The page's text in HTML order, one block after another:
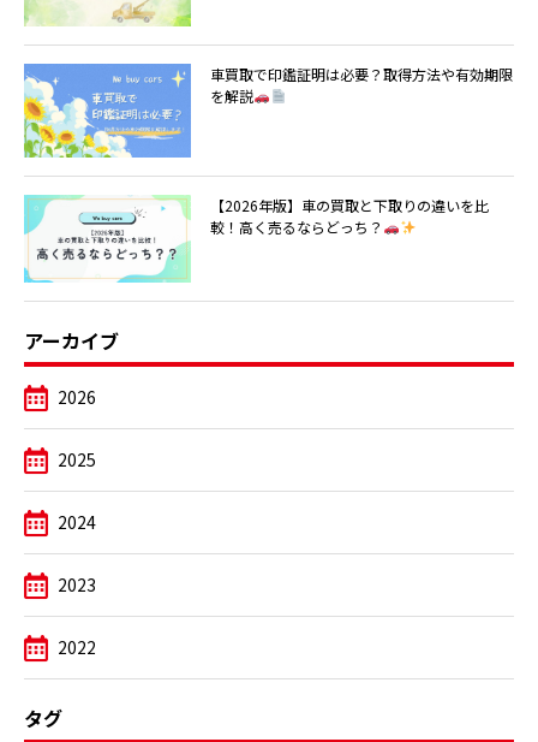
車買取で印鑑証明は必要？取得方法や有効期限
を解説
【2026年版】車の買取と下取りの違いを比
較！高く売るならどっち？
アーカイブ
2026
2025
2024
2023
2022
タグ